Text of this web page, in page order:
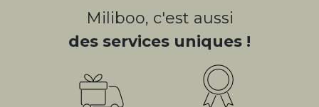
Miliboo, c'est aussi
des services uniques !